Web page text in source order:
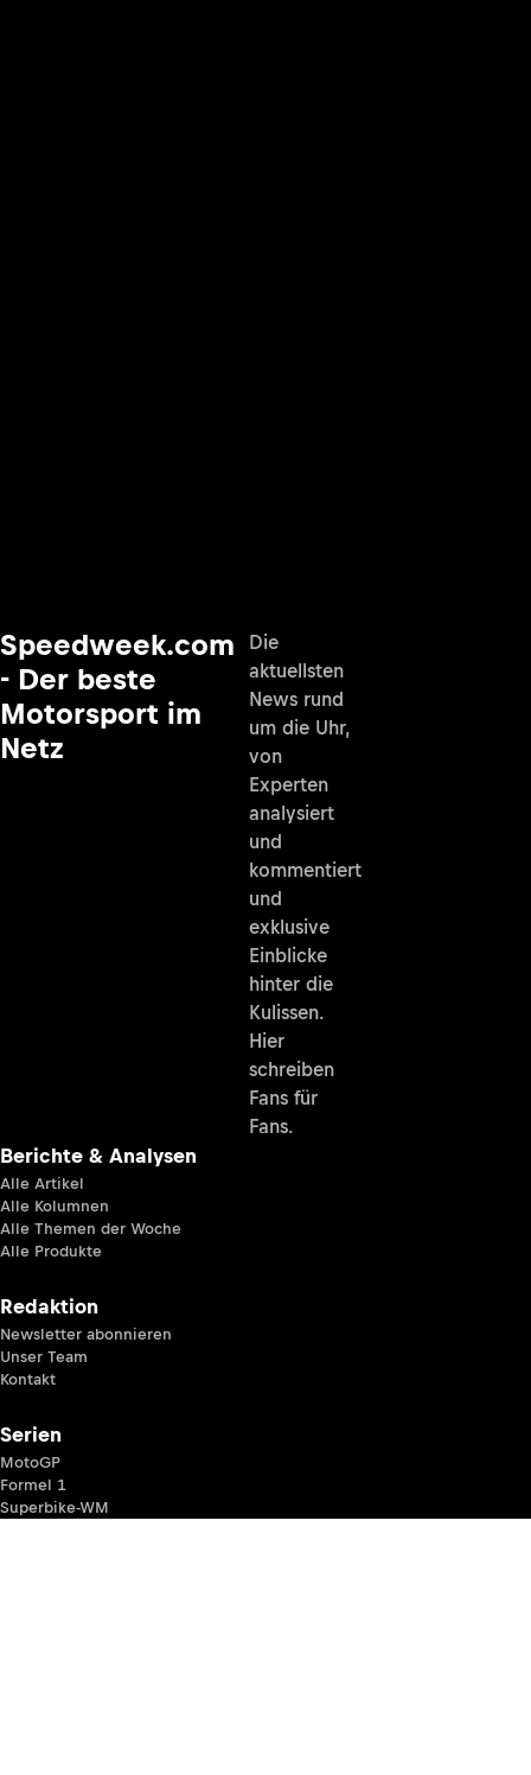
Speedweek.com
- Der beste
Motorsport im
Netz
Die
aktuellsten
News rund
um die Uhr,
von
Experten
analysiert
und
kommentiert
und
exklusive
Einblicke
hinter die
Kulissen.
Hier
schreiben
Fans für
Fans.
Berichte & Analysen
Alle Artikel
Alle Kolumnen
Alle Themen der Woche
Alle Produkte
Redaktion
Newsletter abonnieren
Unser Team
Kontakt
Serien
MotoGP
Formel 1
Superbike-WM